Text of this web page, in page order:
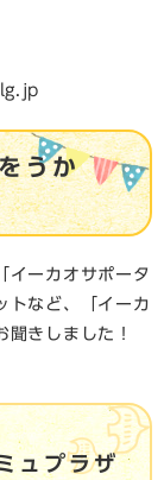
うか
イーカオサポータ
トなど、「イーカ
きしました！
ュプラザ